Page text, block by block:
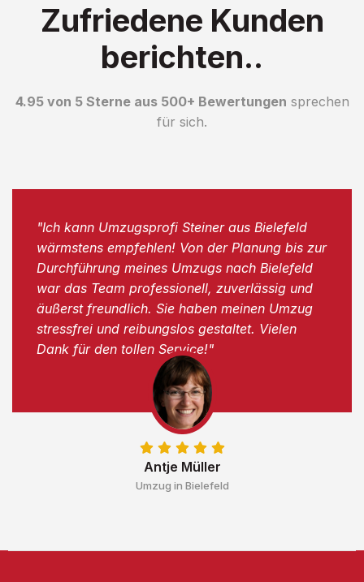
Zufriedene Kunden
berichten..
4.95 von 5 Sterne aus 500+ Bewertungen sprechen
für sich.
Antje Müller
Umzug in Bielefeld
"Ich kann Umzugsprofi Steiner aus Bielefeld
wärmstens empfehlen! Von der Planung bis zur
Durchführung meines Umzugs nach Bielefeld
war das Team professionell, zuverlässig und
äußerst freundlich. Sie haben meinen Umzug
stressfrei und reibungslos gestaltet. Vielen
Dank für den tollen Service!"